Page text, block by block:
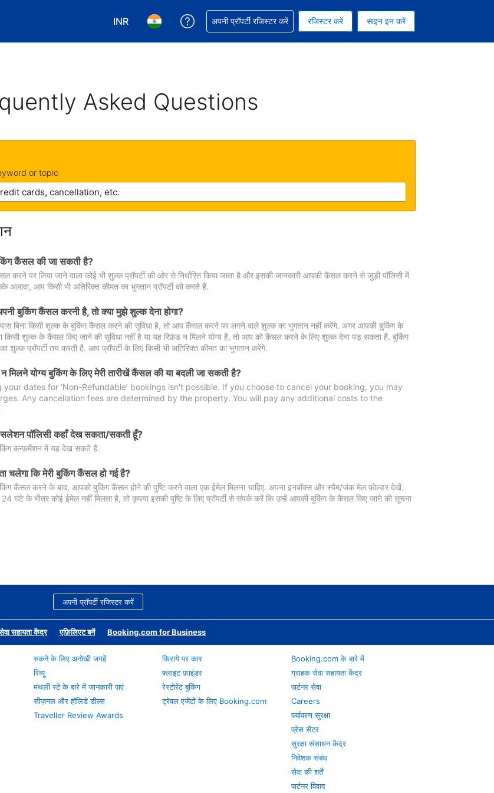
INR
अपनी करेंसी चुनें. आपने अभी INR करेंसी को चुना हुआ है
अपनी भाषा चुनें. आपने अभी हिन्दी भाषा को चुना हुआ है
अपनी बुकिंग में सहायता पाएं
अपनी प्रॉपर्टी रजिस्टर करें रजिस्टर करें साइन इन करें
Asked Questions
or topic
कैंसल की जा सकती है?
करने पर लिया जाने वाला कोई भी शुल्क प्रॉपर्टी की ओर से निर्धारित किया जाता है और इसकी जानकारी आपकी कैंसल करने से जुड़ी पॉलिसी में
अलावा, आप किसी भी अतिरिक्त कीमत का भुगतान प्रॉपर्टी को करते हैं.
बुकिंग कैंसल करनी है, तो क्या मुझे शुल्क देना होगा?
बिना किसी शुल्क के बुकिंग कैंसल करने की सुविधा है, तो आप कैंसल करने पर लगने वाले शुल्क का भुगतान नहीं करेंगे. अगर आपकी बुकिंग के
किसी शुल्क के कैंसल किए जाने की सुविधा नहीं है या यह रिफ़ंड न मिलने योग्य है, तो आप को कैंसल करने के लिए शुल्क देना पड़ सकता है. बुकिंग
शुल्क प्रॉपर्टी तय करती है. आप प्रॉपर्टी के लिए किसी भी अतिरिक्त कीमत का भुगतान करेंगे.
मिलने योग्य बुकिंग के लिए मेरी तारीखें कैंसल की या बदली जा सकती है?
your dates for ‘Non-Refundable’ bookings isn't possible. If you choose to cancel your booking, you may
Any cancellation fees are determined by the property. You will pay any additional costs to the
पॉलिसी कहाँ देख सकता/सकती हूँ?
कन्फ़र्मेशन में यह देख सकते हैं.
चलेगा कि मेरी बुकिंग कैंसल हो गई है?
कैंसल करने के बाद, आपको बुकिंग कैंसल होने की पुष्टि करने वाला एक ईमेल मिलना चाहिए. अपना इनबॉक्स और स्पैम/जंक मेल फ़ोल्डर देखें.
घंटे के भीतर कोई ईमेल नहीं मिलता है, तो कृपया इसकी पुष्टि के लिए प्रॉपर्टी से संपर्क करें कि उन्हें आपकी बुकिंग के कैंसल किए जाने की सूचना
अपनी प्रॉपर्टी रजिस्टर करें
सहायता केंद्र एफ़िलिएट बनें Booking.com for Business
रुकने के लिए अनोखी जगहें
रिव्यू
मंथली स्टे के बारे में जानकारी पाएं
सीज़नल और हॉलिडे डील्स
Traveller Review Awards
किराये पर कार
फ़्लाइट फ़ाइंडर
रेस्टोरेंट बुकिंग
ट्रेवल एजेंटों के लिए Booking.com
Booking.com के बारे में
ग्राहक सेवा सहायता केंद्र
पार्टनर सेवा
Careers
पर्यावरण सुरक्षा
प्रेस सेंटर
सुरक्षा संसाधन केंद्र
निवेशक संबंध
सेवा की शर्तें
पार्टनर विवाद